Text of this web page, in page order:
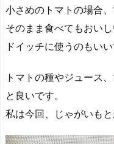
小さめのトマトの場合
そのまま食べてもおい
ドイッチに使うのもいい
トマトの種やジュース
と良いです。
私は今回、じゃがいも